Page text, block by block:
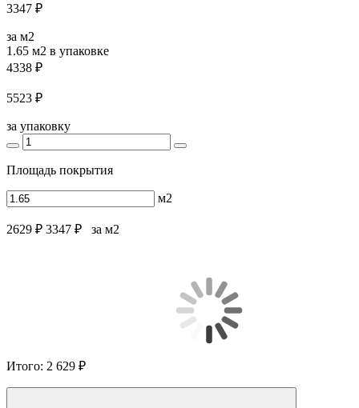
3347 ₽
за м2
1.65 м2 в упаковке
4338 ₽
5523 ₽
за упаковку
Площадь покрытия
м2
2629 ₽ 3347 ₽ за м2
Итого: 2 629 ₽